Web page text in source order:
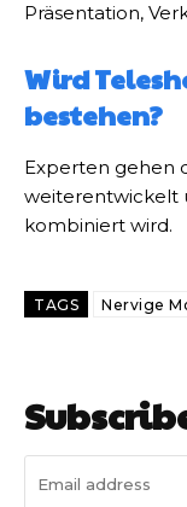
Präsentation,
Wird
bestehen?
Experten gehen
weiterentwickelt
kombiniert wird.
TAGS Nervige